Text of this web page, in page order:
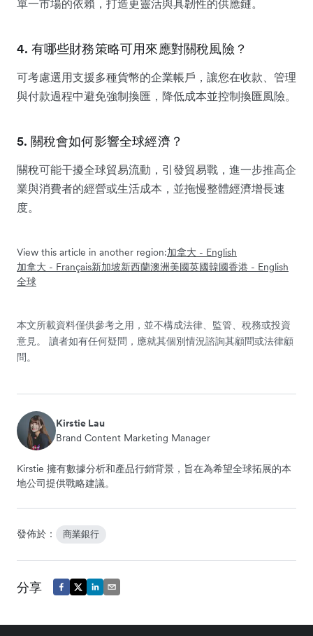
單一市場的依賴，打造更靈活與具韌性的供應鏈。
4. 有哪些財務策略可用來應對關稅風險？
可考慮選用支援多種貨幣的企業帳戶，讓您在收款、管理
與付款過程中避免強制換匯，降低成本並控制換匯風險。
5. 關稅會如何影響全球經濟？
關稅可能干擾全球貿易流動，引發貿易戰，進一步推高企
業與消費者的經營或生活成本，並拖慢整體經濟增長速
度。
View this article in another region:加拿大 - English
加拿大 - Français新加坡新西蘭澳洲美國英國韓國香港 - English
全球
本文所載資料僅供參考之用，並不構成法律、監管、稅務或投資
意見。 讀者如有任何疑問，應就其個別情況諮詢其顧問或法律顧
問。
Kirstie Lau
Brand Content Marketing Manager
Kirstie 擁有數據分析和產品行銷背景，旨在為希望全球拓展的本
地公司提供戰略建議。
發佈於： 商業銀行
分享